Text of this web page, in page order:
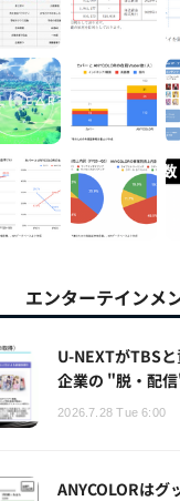
エンターテインメ
U-NEXTがTBS
企業の "脱・配
2026.7.28 Tue 6:00
ANYCOLORはグ